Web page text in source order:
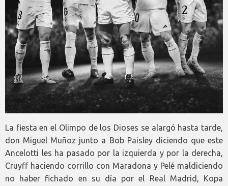
La fiesta en el Olimpo de los Dioses se alargó hasta tarde,
don Miguel Muñoz junto a Bob Paisley diciendo que este
Ancelotti les ha pasado por la izquierda y por la derecha,
Cruyff haciendo corrillo con Maradona y Pelé maldiciendo
no haber fichado en su día por el Real Madrid, Kopa